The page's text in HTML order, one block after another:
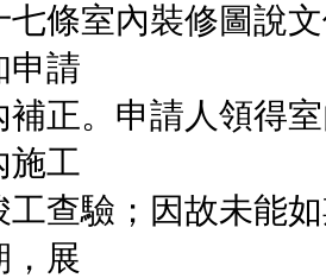
七條室內裝修圖說
申請
補正。申請人領得
施工
工查驗；因故未能
，展